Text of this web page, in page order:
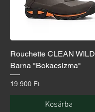
Rouchette CLEAN WILD
Barna "Bokacsizma"
Ár
19 900 Ft
Kosárba